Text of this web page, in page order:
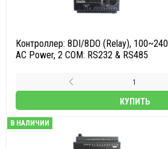
Контроллер: 8DI/8DO (Relay), 100~240
AC Power, 2 COM: RS232 & RS485
КУПИТЬ
В НАЛИЧИИ